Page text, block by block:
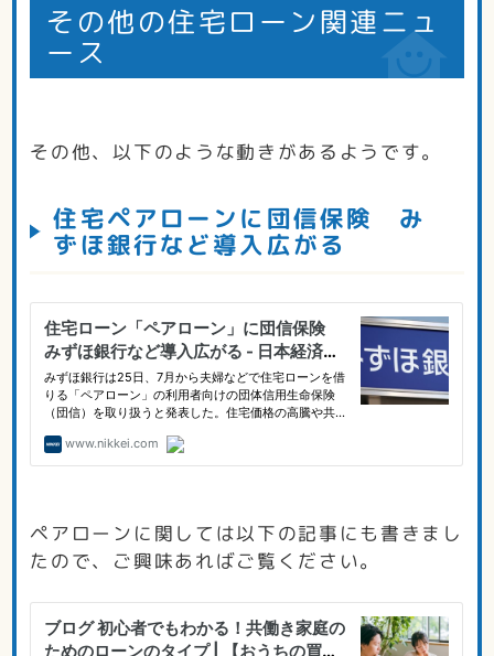
その他の住宅ローン関連ニュ
ース
その他、以下のような動きがあるようです。
住宅ペアローンに団信保険 み
ずほ銀行など導入広がる
ペアローンに関しては以下の記事にも書きまし
たので、ご興味あればご覧ください。